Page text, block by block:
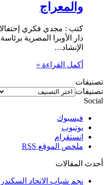
والمعراج
كتب : مجدي فكري إحتفالا
دار الأوبرا المصرية
الإنشاد…
أكمل القراءة »
تصنيفات
تصنيفات
Social
فيسبوك
يوتيوب
انستقرام
ملخص الموقع RSS
أحدث المقالات